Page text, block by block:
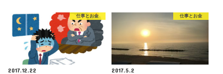
仕事とお金
2017.12.22
仕事とお金
2017.5.2